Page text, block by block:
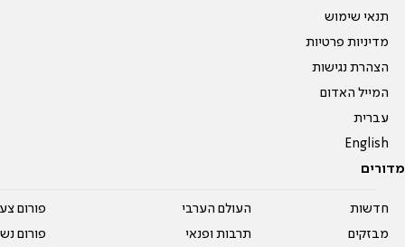
תנאי שימוש
מדיניות פרטיות
הצהרת נגישות
המייל האדום
עברית
English
מדורים
חדשות
מבזקים
העולם הערבי
תרבות ופנאי
פורום
פורום